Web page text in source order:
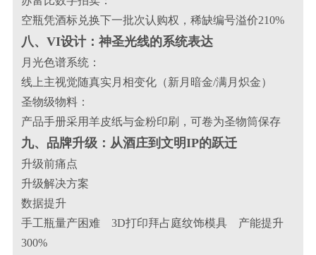
空瓶凭酒标兑换下一批次认购权，稀缺编号溢价210%
八、VI设计：神圣光线的系统表达
月光色谱系统：
线上主视觉随真实月相变化（新月暗金/满月炽金）
圣物级物料：
产品手册采用羊皮纸与金粉印刷，可卷为圣物筒保存
九、品牌升级：从酒庄到文明IP的跃迁
升级前痛点
升级解决方案
数据提升
手工瓶量产困难 3D打印拜占庭纹饰模具 产能提升
300%